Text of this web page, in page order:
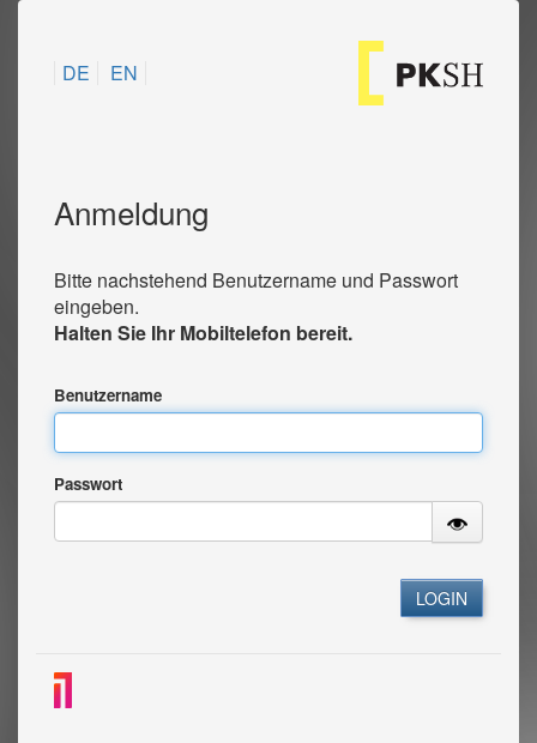
DE EN
Anmeldung
Bitte nachstehend Benutzername und Passwort
eingeben.
Halten Sie Ihr Mobiltelefon bereit.
Benutzername
Passwort
LOGIN